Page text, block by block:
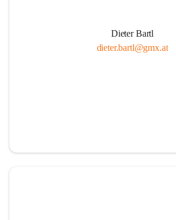
Dieter Bartl
dieter.bartl@gmx.at